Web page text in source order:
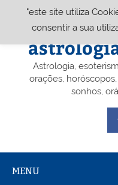
Portal
Astrologia,
orações,
sonhos,
MENU
"este site utiliza
consentir a sua